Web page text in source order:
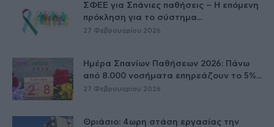
ΣΦΕΕ για Σπάνιες παθήσεις – Η επόμενη
πρόκληση για το σύστημα...
27 Φεβρουαρίου 2026
Ημέρα Σπανίων Παθήσεων 2026: Πάνω
από 8.000 νοσήματα επηρεάζουν το 5%...
27 Φεβρουαρίου 2026
Θριάσιο: 4ωρη στάση εργασίας την